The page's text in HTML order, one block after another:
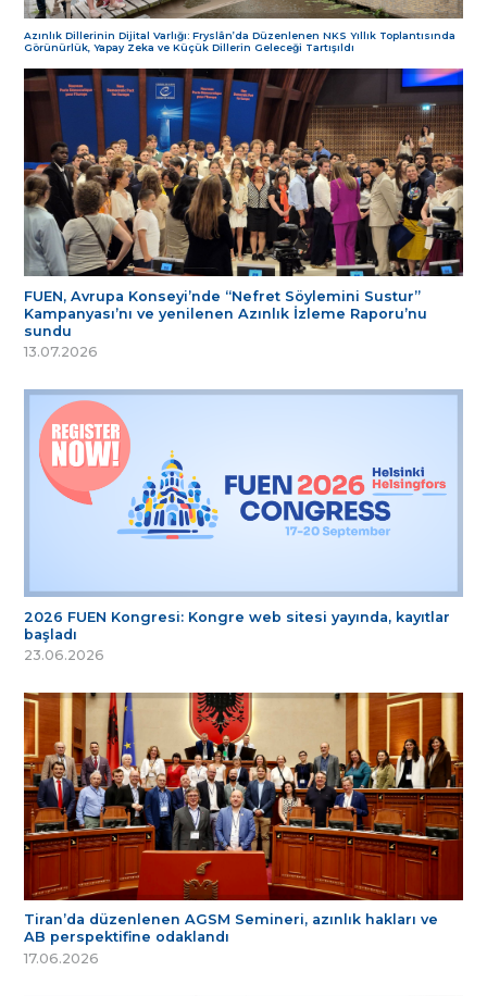
Azınlık Dillerinin Dijital Varlığı: Fryslân’da Düzenlenen NKS Yıllık Toplantısında
Görünürlük, Yapay Zeka ve Küçük Dillerin Geleceği Tartışıldı
FUEN, Avrupa Konseyi’nde “Nefret Söylemini Sustur”
Kampanyası’nı ve yenilenen Azınlık İzleme Raporu’nu
sundu
13.07.2026
2026 FUEN Kongresi: Kongre web sitesi yayında, kayıtlar
başladı
23.06.2026
Tiran’da düzenlenen AGSM Semineri, azınlık hakları ve
AB perspektifine odaklandı
17.06.2026